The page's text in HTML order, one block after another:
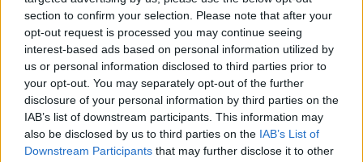
section to confirm your selection. Please note that after your
opt-out request is processed you may continue seeing
interest-based ads based on personal information utilized by
us or personal information disclosed to third parties prior to
your opt-out. You may separately opt-out of the further
disclosure of your personal information by third parties on the
IAB’s list of downstream participants. This information may
also be disclosed by us to third parties on the IAB’s List of
Downstream Participants that may further disclose it to other
Fermentált zöld paradicsom: részletes recept és
biztonságos eltevési útmutató
A fermentált zöld paradicsom roppanós, kellemesen savanyú és
fűszeres módja lehet az ősszel éretlenül maradt termés
felhasználásának. A tejsavas erjedés során nem ecet adja a
savanyú ízt: a zöldség te...
Mit készítsünk zöld paradicsomból? 8 felhasználási mód
a savanyúságtól a chutney-ig
Nyár végén és ősszel gyakran maradnak a töveken olyan